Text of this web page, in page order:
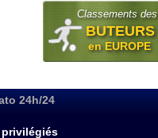
Classements des
BUTEURS
en EUROPE
24h/24